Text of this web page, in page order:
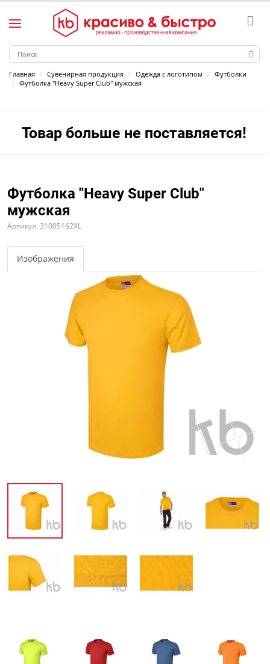
Главная Сувенирная продукция Одежда с логотипом
Футболки
Футболка "Heavy Super Club" мужская
Товар больше не поставляется!
Футболка "Heavy Super Club"
мужская
Артикул: 31005162XL
Изображения